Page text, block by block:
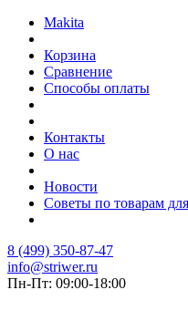
Makita
Корзина
Сравнение
Способы оплаты
Контакты
О нас
Новости
Советы по товарам
8 (499) 350-87-47
info@striwer.ru
Пн-Пт: 09:00-18:00